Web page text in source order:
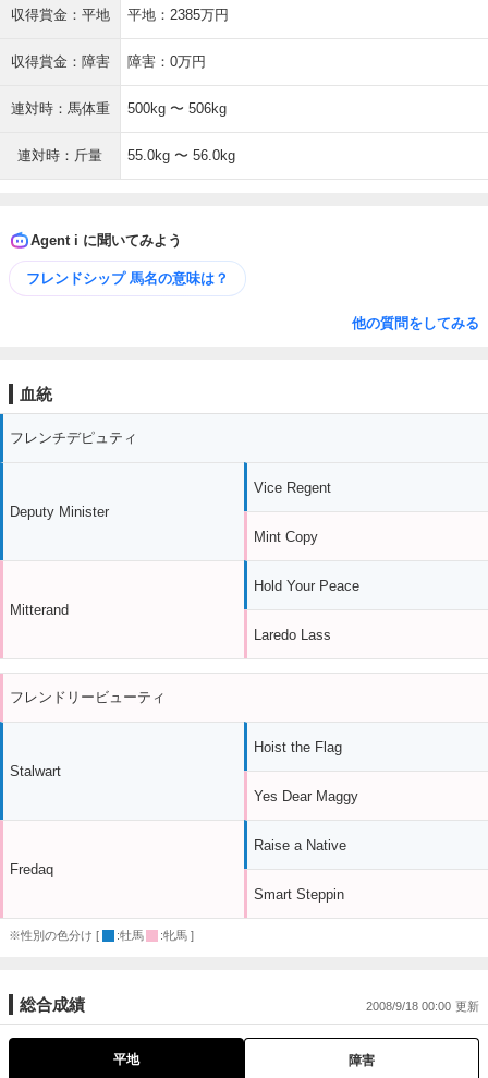
収得賞金：平地 平地：2385万円
収得賞金：障害 障害：0万円
連対時：馬体重 500kg 〜 506kg
連対時：斤量 55.0kg 〜 56.0kg
Agent i に聞いてみよう
フレンドシップ 馬名の意味は？
他の質問をしてみる
血統
フレンチデピュティ
Deputy Minister
Mitterand
Vice Regent
Mint Copy
Hold Your Peace
Laredo Lass
フレンドリービューティ
Stalwart
Fredaq
Hoist the Flag
Yes Dear Maggy
Raise a Native
Smart Steppin
※性別の色分け [ :牡馬 :牝馬 ]
総合成績 2008/9/18 00:00
平地 障害